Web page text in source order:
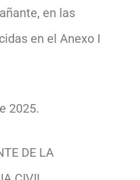
en las
en el Anexo I
2025.
DE LA